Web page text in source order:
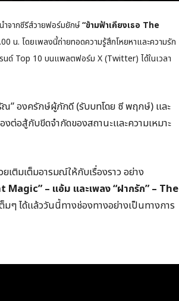
จากซีรีส์วายฟอร์มยักษ์“ข้ามฟ้าเคียงเธอ The
น. โดยเพลงนี้ถ่ายทอดความรู้สึกโหยหาและความรัก
นด์ Top 10 บนแพลตฟอร์ม X (Twitter) ได้ในเวลา
ณ” องครักษ์ผู้ภักดี (รับบทโดย ซี พฤกษ์) และ
ต่อสู้กับขีดจำกัดของสถานะและความเหมาะ
ติมเต็มอารมณ์ให้กับเรื่องราว อย่าง
– แอ้ม และเพลง “ฝากรัก” – The
มๆ ได้แล้ววันนี้ทางช่องทางอย่างเป็นทางการ